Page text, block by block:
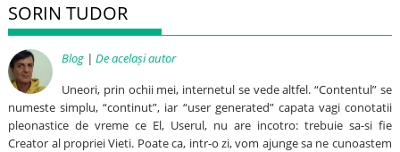
SORIN TUDOR
Blog |De același autor
Uneori, prin ochii mei, internetul se vede altfel. “Contentul” se
numeste simplu, “continut”, iar “user generated” capata vagi conotatii
pleonastice de vreme ce El, Userul, nu are incotro: trebuie sa-si fie
Creator al propriei Vieti. Poate ca, intr-o zi, vom ajunge sa ne cunoastem